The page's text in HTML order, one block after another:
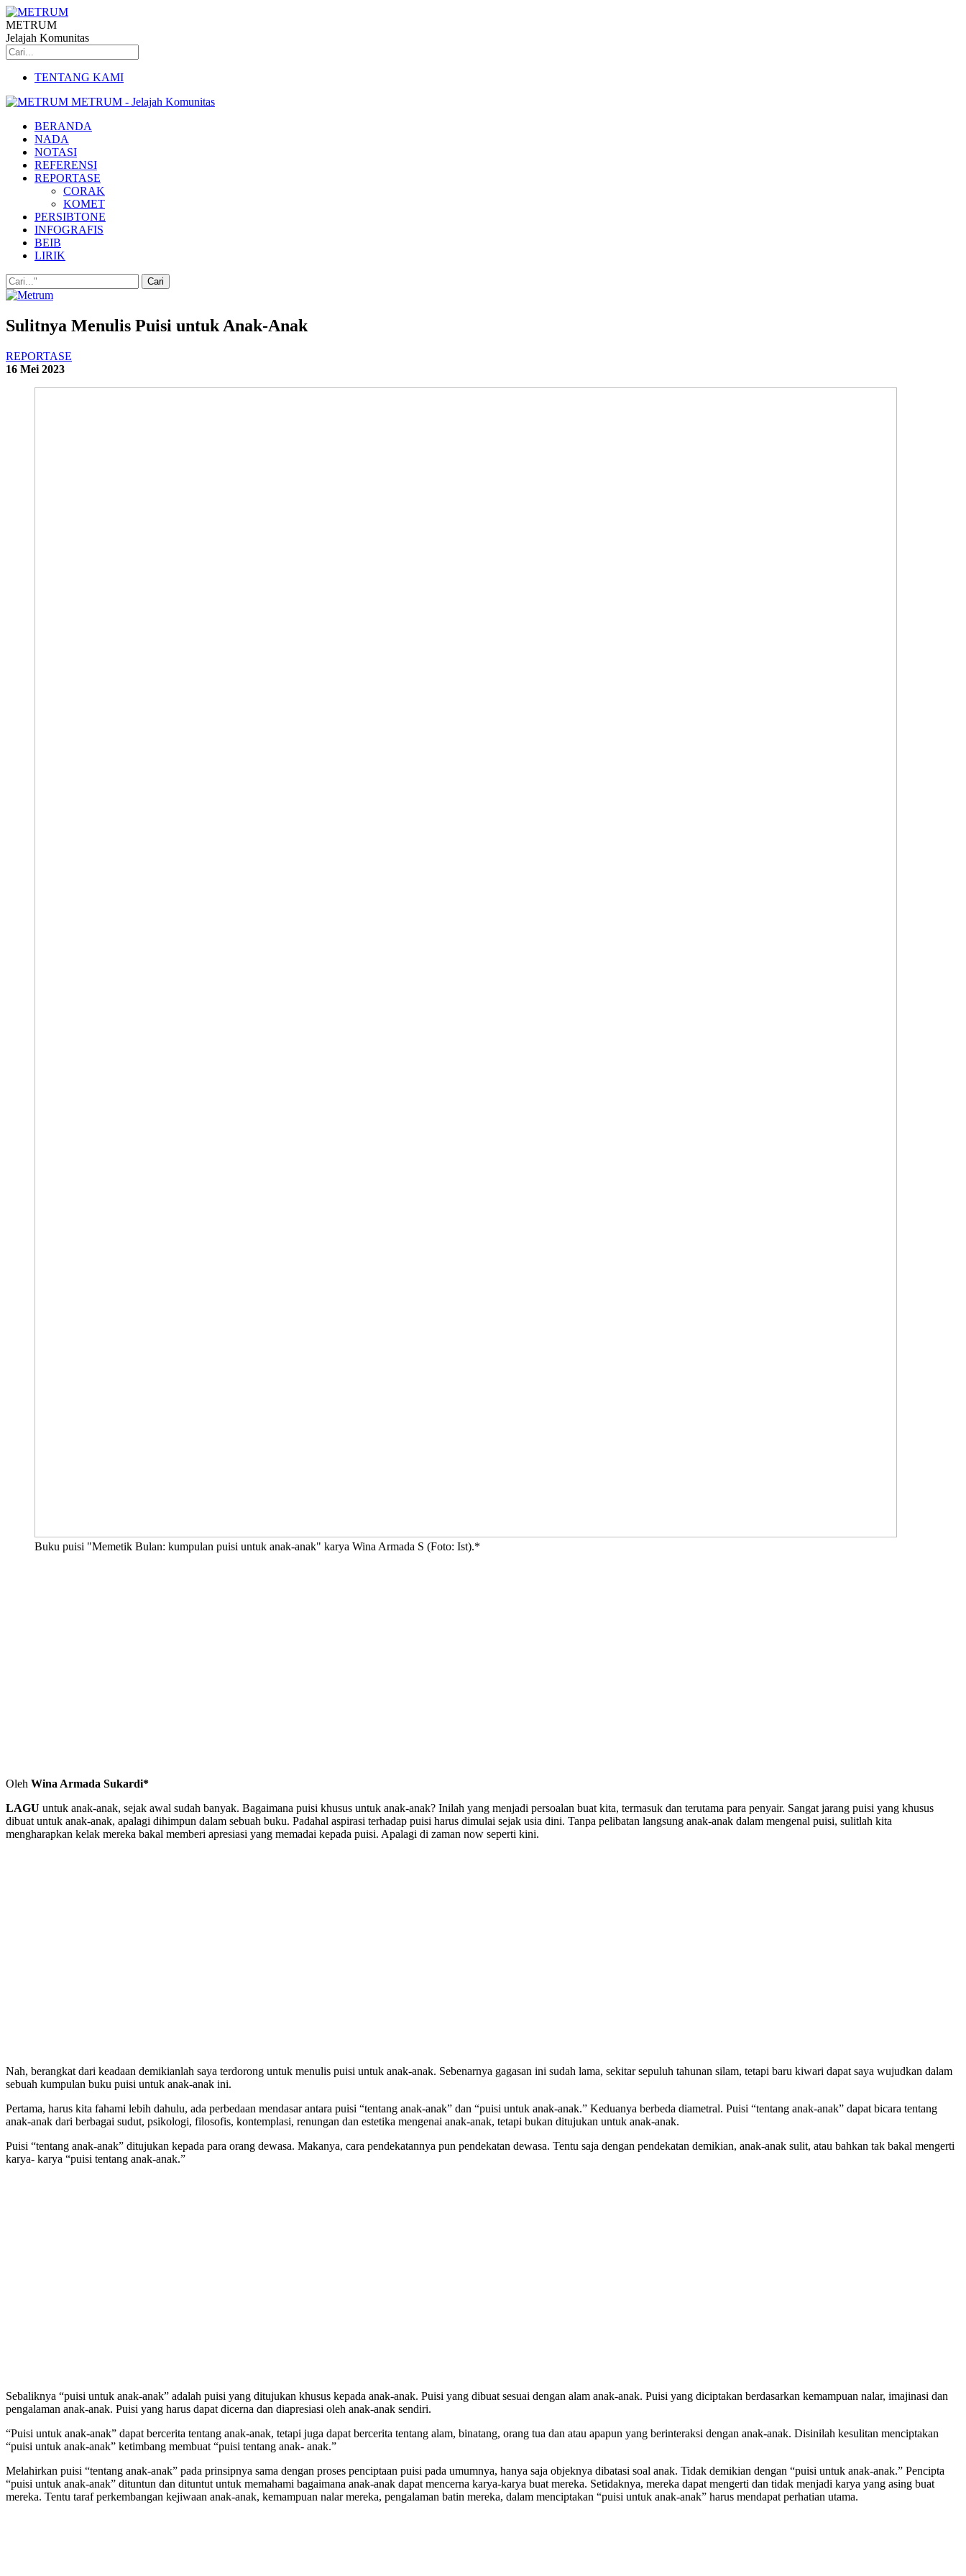
METRUM
Jelajah Komunitas
TENTANG KAMI
METRUM - Jelajah Komunitas
BERANDA
NADA
NOTASI
REFERENSI
REPORTASE
CORAK
KOMET
PERSIBTONE
INFOGRAFIS
BEIB
LIRIK
Sulitnya Menulis Puisi untuk Anak-Anak
REPORTASE
16 Mei 2023
Buku puisi "Memetik Bulan: kumpulan puisi untuk anak-anak" karya Wina Armada S (Foto: Ist).*
Oleh Wina Armada Sukardi*
LAGU untuk anak-anak, sejak awal sudah banyak. Bagaimana puisi khusus untuk anak-anak? Inilah yang menjadi persoalan buat kita, termasuk dan terutama para penyair. Sangat jarang puisi yang khusus
dibuat untuk anak-anak, apalagi dihimpun dalam sebuah buku. Padahal aspirasi terhadap puisi harus dimulai sejak usia dini. Tanpa pelibatan langsung anak-anak dalam mengenal puisi, sulitlah kita
mengharapkan kelak mereka bakal memberi apresiasi yang memadai kepada puisi. Apalagi di zaman now seperti kini.
Nah, berangkat dari keadaan demikianlah saya terdorong untuk menulis puisi untuk anak-anak. Sebenarnya gagasan ini sudah lama, sekitar sepuluh tahunan silam, tetapi baru kiwari dapat saya wujudkan dalam
sebuah kumpulan buku puisi untuk anak-anak ini.
Pertama, harus kita fahami lebih dahulu, ada perbedaan mendasar antara puisi “tentang anak-anak” dan “puisi untuk anak-anak.” Keduanya berbeda diametral. Puisi “tentang anak-anak” dapat bicara tentang
anak-anak dari berbagai sudut, psikologi, filosofis, kontemplasi, renungan dan estetika mengenai anak-anak, tetapi bukan ditujukan untuk anak-anak.
Puisi “tentang anak-anak” ditujukan kepada para orang dewasa. Makanya, cara pendekatannya pun pendekatan dewasa. Tentu saja dengan pendekatan demikian, anak-anak sulit, atau bahkan tak bakal mengerti
karya- karya “puisi tentang anak-anak.”
Sebaliknya “puisi untuk anak-anak” adalah puisi yang ditujukan khusus kepada anak-anak. Puisi yang dibuat sesuai dengan alam anak-anak. Puisi yang diciptakan berdasarkan kemampuan nalar, imajinasi dan
pengalaman anak-anak. Puisi yang harus dapat dicerna dan diapresiasi oleh anak-anak sendiri.
“Puisi untuk anak-anak” dapat bercerita tentang anak-anak, tetapi juga dapat bercerita tentang alam, binatang, orang tua dan atau apapun yang berinteraksi dengan anak-anak. Disinilah kesulitan menciptakan
“puisi untuk anak-anak” ketimbang membuat “puisi tentang anak- anak.”
Melahirkan puisi “tentang anak-anak” pada prinsipnya sama dengan proses penciptaan puisi pada umumnya, hanya saja objeknya dibatasi soal anak. Tidak demikian dengan “puisi untuk anak-anak.” Pencipta
“puisi untuk anak-anak” dituntun dan dituntut untuk memahami bagaimana anak-anak dapat mencerna karya-karya buat mereka. Setidaknya, mereka dapat mengerti dan tidak menjadi karya yang asing buat
mereka. Tentu taraf perkembangan kejiwaan anak-anak, kemampuan nalar mereka, pengalaman batin mereka, dalam menciptakan “puisi untuk anak-anak” harus mendapat perhatian utama.